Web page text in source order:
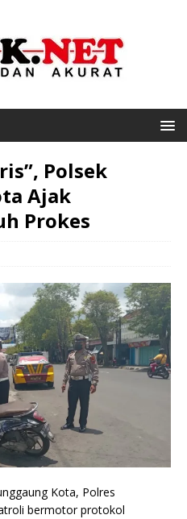
Polsek
Ajak
Prokes
Kota, Polres
bermotor protokol